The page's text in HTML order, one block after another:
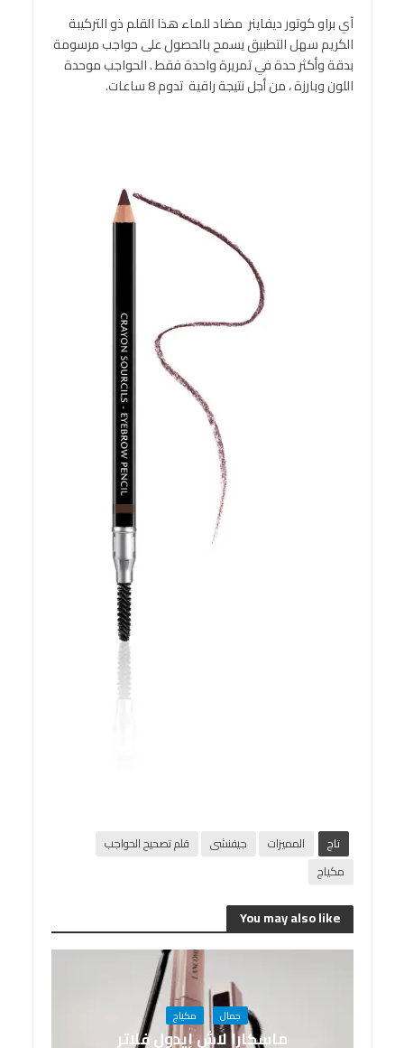
آي براو كوتور ديفاينر مضاد للماء هذا القلم ذو التركيبة
الكريم سهل التطبيق يسمح بالحصول على حواجب مرسومة
بدقة وأكثر حدة في تمريرة واحدة فقط . الحواجب موحدة
اللون وبارزة ، من أجل نتيجة راقية تدوم 8 ساعات.
تاج المميزات جيفنشى
قلم تصحيح الحواجب
مكياج
You may also like
جمال مكياج
ماسكارا لاش إيدول فلاتر